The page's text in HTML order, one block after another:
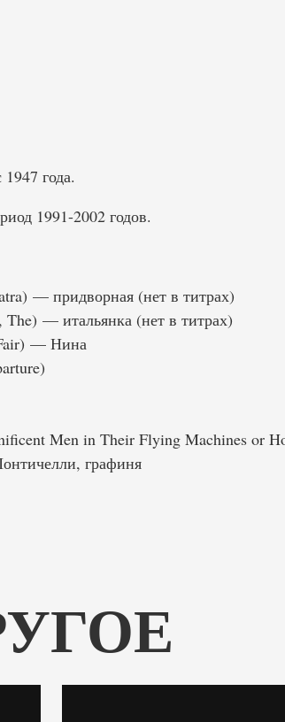
года.
1991-2002 годов.
— придворная (нет в титрах)
— итальянка (нет в титрах)
— Нина
Men in Their Flying Machines or
графиня